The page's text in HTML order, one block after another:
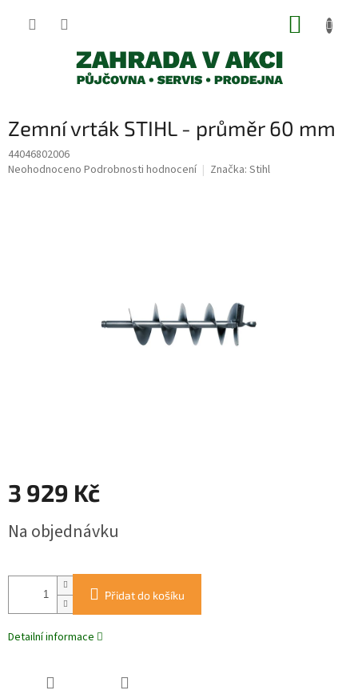
Zemní vrták STIHL - průměr 60 mm
44046802006
Průměrné
Neohodnoceno Podrobnosti hodnocení Značka: Stihl
3 929 Kč
cena:
Na objednávku
Přidat do košíku
Detailní informace